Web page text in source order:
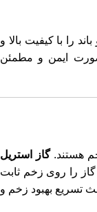
را با کیفیت بالا و
ایمن و مطمئن
هستند.گاز استریل
گاز را روی زخم ثابت
تسریع بهبود زخم و